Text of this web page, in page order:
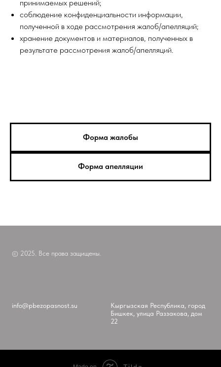
принимаемых решений;
соблюдение конфиденциальности информации,
полученной в ходе рассмотрения жалоб/апелляций;
хранение документов и материалов, полученных в
результате рассмотрения жалоб/апелляций.
Форма жалобы
Форма апелляции
© 2025. Все права защищены.
info@pbezopasnost.su
Кыргызская Республика, город
Бишкек, улица Раззакова, дом
22